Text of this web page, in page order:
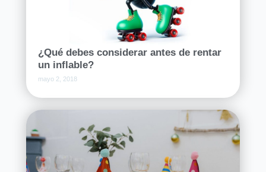
¿Qué debes considerar antes de rentar
un inflable?
mayo 2, 2018